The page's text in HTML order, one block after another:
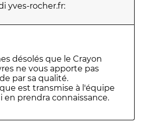
yves-rocher.fr:
désolés que le Crayon
ne vous apporte pas
par sa qualité.
est transmise à l'équipe
en prendra connaissance.